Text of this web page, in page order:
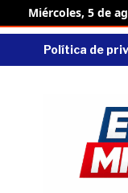
Miércoles, 5 de
Política de